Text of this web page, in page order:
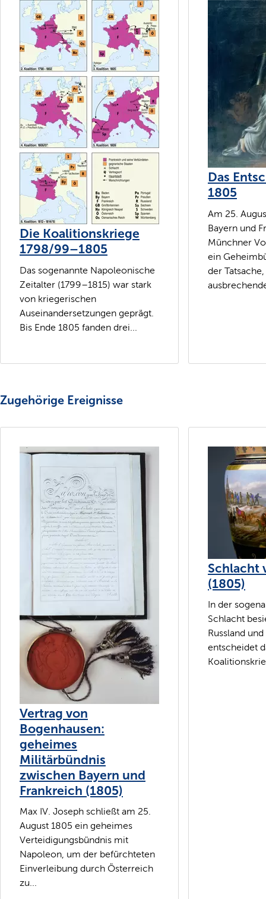
Die Koalitionskriege
1798/99–1805
Das sogenannte Napoleonische
Zeitalter (1799–1815) war stark
von kriegerischen
Auseinandersetzungen geprägt.
Bis Ende 1805 fanden drei...
Das
1805
Am 25.
Bayern und
Münchner
ein
der
Zugehörige Ereignisse
Vertrag von
Bogenhausen:
geheimes
Militärbündnis
zwischen Bayern und
Frankreich (1805)
Max IV. Joseph schließt am 25.
August 1805 ein geheimes
Verteidigungsbündnis mit
Napoleon, um der befürchteten
Einverleibung durch Österreich
zu...
Schlacht
(1805)
In der
Schlacht
Russland
entscheidet